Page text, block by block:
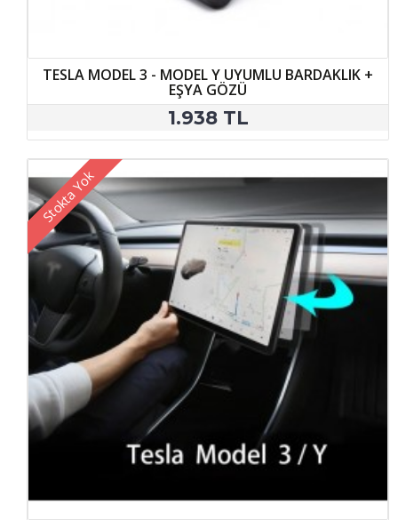
TESLA MODEL 3 - MODEL Y UYUMLU BARDAKLIK +
EŞYA GÖZÜ
1.938 TL
Stokta Yok